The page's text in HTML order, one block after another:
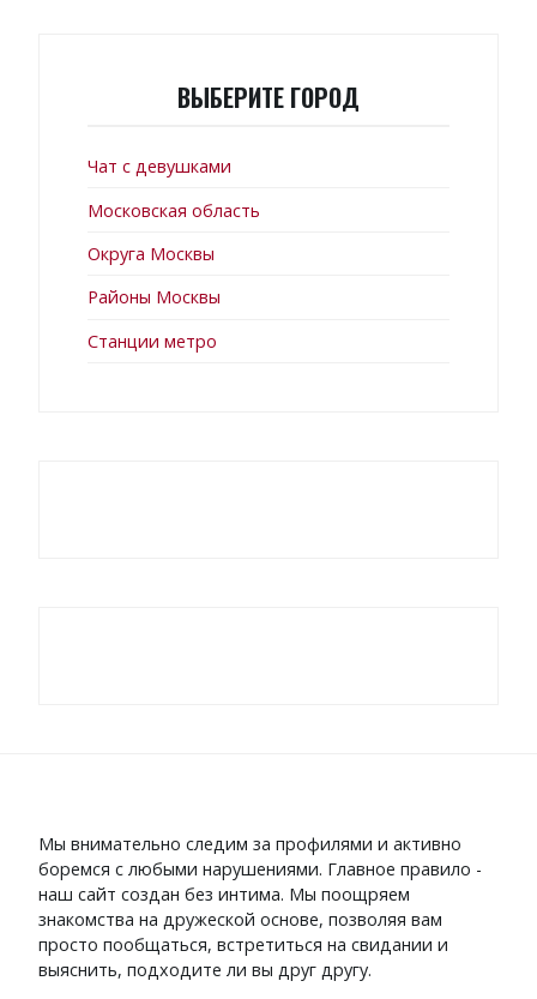
ВЫБЕРИТЕ ГОРОД
Чат с девушками
Московская область
Округа Москвы
Районы Москвы
Станции метро
Мы внимательно следим за профилями и активно
боремся с любыми нарушениями. Главное правило -
наш сайт создан без интима. Мы поощряем
знакомства на дружеской основе, позволяя вам
просто пообщаться, встретиться на свидании и
выяснить, подходите ли вы друг другу.